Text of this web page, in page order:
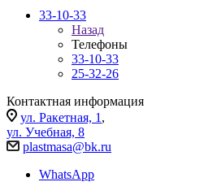
33-10-33
Назад
Телефоны
33-10-33
25-32-26
Контактная информация
ул. Ракетная, 1 ,
ул. Учебная, 8
plastmasa@bk.ru
WhatsApp